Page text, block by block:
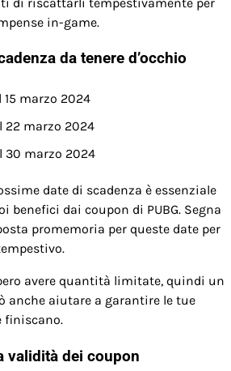
in-game.
da tenere d’occhio
15 marzo 2024
22 marzo 2024
30 marzo 2024
date di scadenza è essenziale
benefici dai coupon di PUBG. Segna
promemoria per queste date per
avere quantità limitate, quindi un
anche aiutare a garantire le tue
finiscano.
validità dei coupon